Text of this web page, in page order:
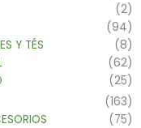
(2)
(94)
Y TÉS
(8)
(62)
(25)
(163)
(75)